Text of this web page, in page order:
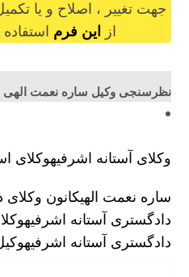
جهت تغییر ، اصلاح و یا
از
این فرم استفاده
نظرسنجی وکیل ساره نعمت الهی
وکلای آستانه اشرفیهوکلای
ساره نعمت الهیکانون وکلای
دادگستری آستانه اشرفیه
دادگستری آستانه اشرفیه